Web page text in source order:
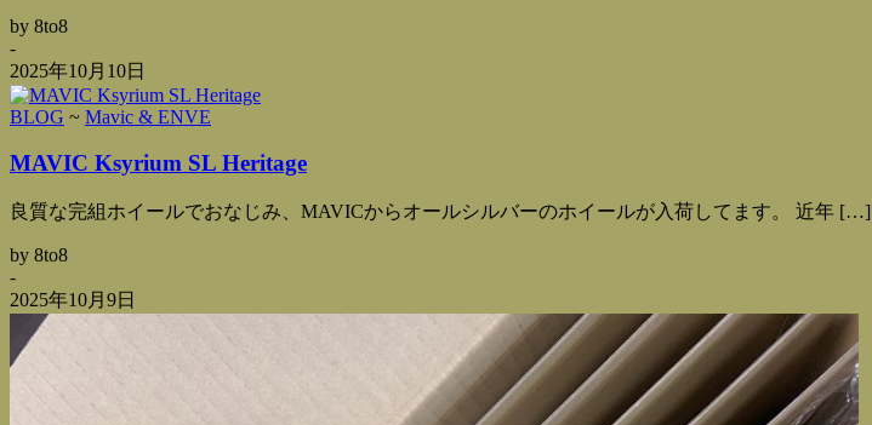
by 8to8
-
2025年10月10日
BLOG ~ Mavic & ENVE
MAVIC Ksyrium SL Heritage
良質な完組ホイールでおなじみ、MAVICからオールシルバーのホイールが入荷してます。 近年 […]
by 8to8
-
2025年10月9日